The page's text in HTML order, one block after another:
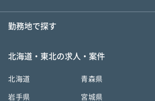
勤務地で探す
北海道・東北の求人・案件
北海道 青森県
岩手県 宮城県